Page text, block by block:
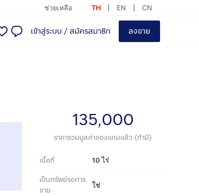
ช่วยเหลือ TH EN CN
เข้าสู่ระบบ / สมัครสมาชิก ลงขาย
135,000
ราคารวมมูลค่าของแถมแล้ว (ถ้ามี)
เนื้อที่ 10 ไร่
เป็นทรัพย์รอการ
ขาย
ใช่